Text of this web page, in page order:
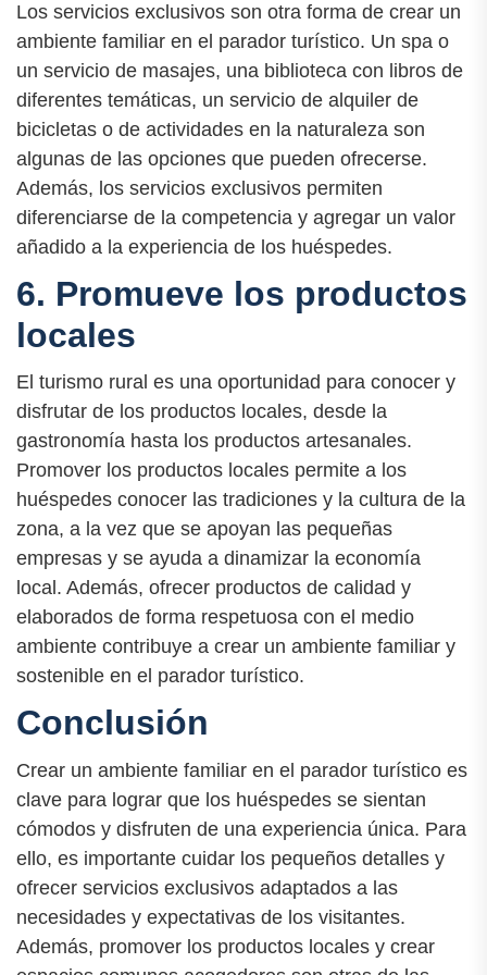
Los servicios exclusivos son otra forma de crear un
ambiente familiar en el parador turístico. Un spa o
un servicio de masajes, una biblioteca con libros de
diferentes temáticas, un servicio de alquiler de
bicicletas o de actividades en la naturaleza son
algunas de las opciones que pueden ofrecerse.
Además, los servicios exclusivos permiten
diferenciarse de la competencia y agregar un valor
añadido a la experiencia de los huéspedes.
6. Promueve los productos
locales
El turismo rural es una oportunidad para conocer y
disfrutar de los productos locales, desde la
gastronomía hasta los productos artesanales.
Promover los productos locales permite a los
huéspedes conocer las tradiciones y la cultura de la
zona, a la vez que se apoyan las pequeñas
empresas y se ayuda a dinamizar la economía
local. Además, ofrecer productos de calidad y
elaborados de forma respetuosa con el medio
ambiente contribuye a crear un ambiente familiar y
sostenible en el parador turístico.
Conclusión
Crear un ambiente familiar en el parador turístico es
clave para lograr que los huéspedes se sientan
cómodos y disfruten de una experiencia única. Para
ello, es importante cuidar los pequeños detalles y
ofrecer servicios exclusivos adaptados a las
necesidades y expectativas de los visitantes.
Además, promover los productos locales y crear